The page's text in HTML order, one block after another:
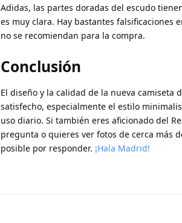
Adidas, las partes doradas del escudo
es muy clara. Hay bastantes falsificaciones
no se recomiendan para la compra.
Conclusión
El diseño y la calidad de la nueva
satisfecho, especialmente el estilo
uso diario. Si también eres aficionado del
pregunta o quieres ver fotos de cerca más
posible por responder. ¡Hala Madrid!